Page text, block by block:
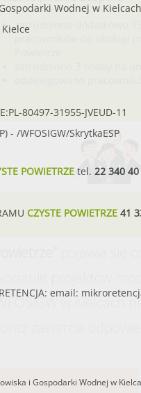
w Kielcach
zawarcia
Wodnej w Kielcach
80497-31955-JVEUD-11
/WFOSIGW/SkrytkaESP
POWIETRZE tel. 22 340
CZYSTE POWIETRZE 41
email:
i Gospodarki Wodnej w